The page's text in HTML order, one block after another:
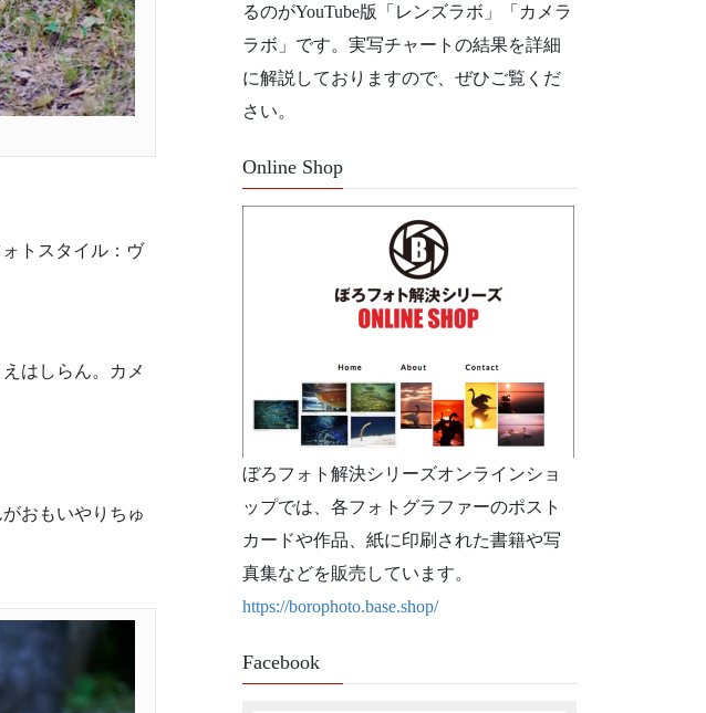
トスタイル：ヴ
はしらん。カメ
おもいやりちゅ
るのがYouTube版「レンズラボ」「カメラ
ラボ」です。実写チャートの結果を詳細
に解説しておりますので、ぜひご覧くだ
さい。
Online Shop
ぼろフォト解決シリーズオンラインショ
ップでは、各フォトグラファーのポスト
カードや作品、紙に印刷された書籍や写
真集などを販売しています。
https://borophoto.base.shop/
Facebook